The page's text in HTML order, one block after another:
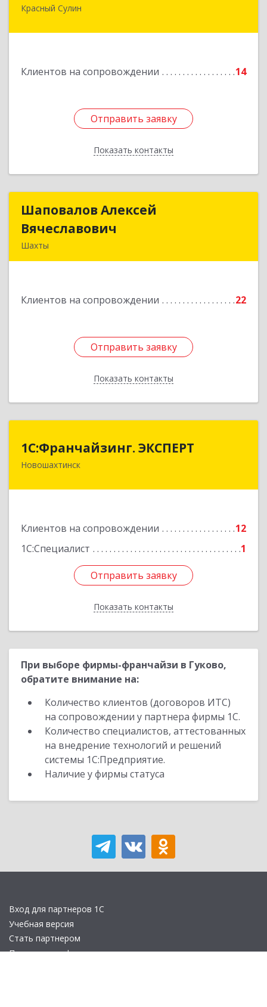
Красный Сулин
Клиентов на сопровождении 14
Отправить заявку
Показать контакты
346350, Ростовская обл, р-н Красносулинский,
Отправить заявку
Назад
Шаповалов Алексей
Вячеславович
Шахты
Клиентов на сопровождении 22
Отправить заявку
Показать контакты
Шаповалов Алексей
Отправить заявку
Назад
1С:Франчайзинг. ЭКСПЕРТ
Новошахтинск
Клиентов на сопровождении
12
1С:Специалист
1
Отправить заявку
Показать контакты
1С:Франчайзинг. ЭКСПЕРТ
346901, Ростовская обл, Новошахтинск г,
Отправить заявку
Назад
При выборе фирмы-франчайзи в Гуково,
обратите внимание на:
Количество клиентов (договоров ИТС)
на сопровождении у партнера фирмы 1С.
Количество специалистов, аттестованных
на внедрение технологий и решений
системы 1С:Предприятие.
Наличие у фирмы статуса
Вход для партнеров 1С
Учебная версия
Стать партнером
Политика конфиденциальности